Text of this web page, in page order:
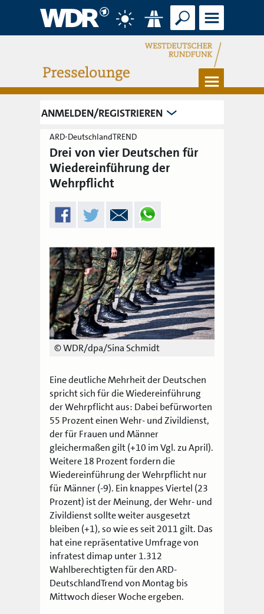
Verkehr
Suche Menü
Menü
ANMELDEN/REGISTRIEREN
ARD-DeutschlandTREND
Drei von vier Deutschen für
Wiedereinführung der
Wehrpflicht
© WDR/dpa/Sina Schmidt
Eine deutliche Mehrheit der Deutschen
spricht sich für die Wiedereinführung
der Wehrpflicht aus: Dabei befürworten
55 Prozent einen Wehr- und Zivildienst,
der für Frauen und Männer
gleichermaßen gilt (+10 im Vgl. zu April).
Weitere 18 Prozent fordern die
Wiedereinführung der Wehrpflicht nur
für Männer (-9). Ein knappes Viertel (23
Prozent) ist der Meinung, der Wehr- und
Zivildienst sollte weiter ausgesetzt
bleiben (+1), so wie es seit 2011 gilt. Das
hat eine repräsentative Umfrage von
infratest dimap unter 1.312
Wahlberechtigten für den ARD-
DeutschlandTrend von Montag bis
Mittwoch dieser Woche ergeben.